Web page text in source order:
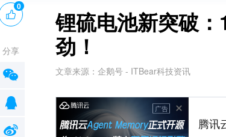
锂硫电池新突破
劲！
文章来源： 企鹅号 - ITBear科技资讯
广告
腾讯
0
分享